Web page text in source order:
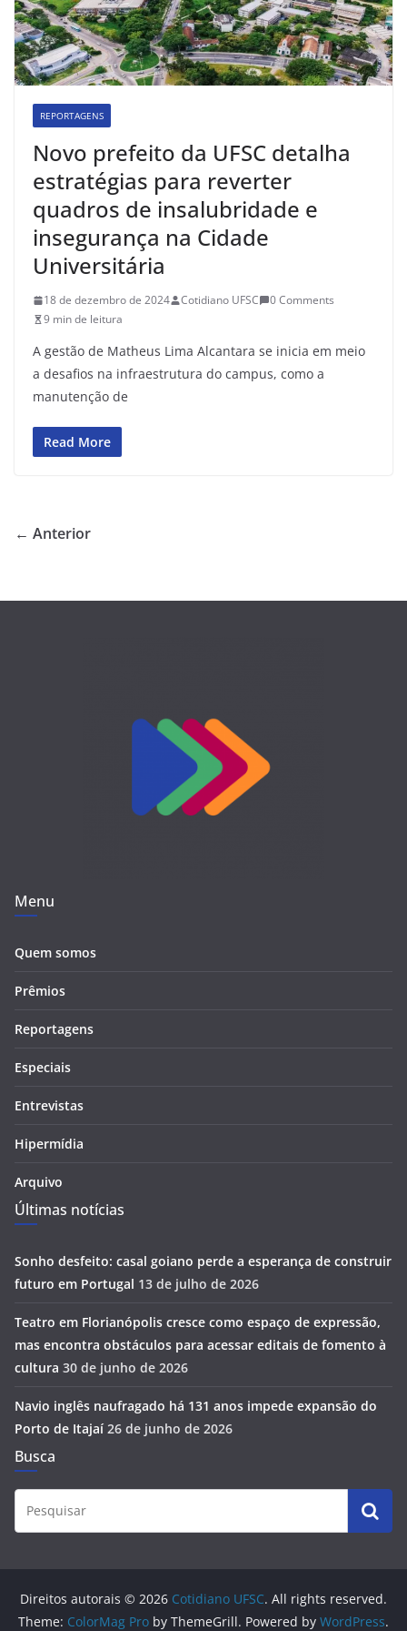
REPORTAGENS
Novo prefeito da UFSC detalha
estratégias para reverter
quadros de insalubridade e
insegurança na Cidade
Universitária
18 de dezembro de 2024 Cotidiano UFSC
0 Comments
9 min de leitura
A gestão de Matheus Lima Alcantara se inicia em meio
a desafios na infraestrutura do campus, como a
manutenção de
Read More
← Anterior
Menu
Quem somos
Prêmios
Reportagens
Especiais
Entrevistas
Hipermídia
Arquivo
Últimas notícias
Sonho desfeito: casal goiano perde a esperança de construir
futuro em Portugal 13 de julho de 2026
Teatro em Florianópolis cresce como espaço de expressão,
mas encontra obstáculos para acessar editais de fomento à
cultura 30 de junho de 2026
Navio inglês naufragado há 131 anos impede expansão do
Porto de Itajaí 26 de junho de 2026
Busca
Direitos autorais © 2026 Cotidiano UFSC. All rights reserved.
Theme: ColorMag Pro by ThemeGrill. Powered by WordPress.